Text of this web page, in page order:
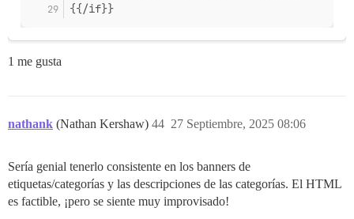
{{/if}}
1 me gusta
nathank (Nathan Kershaw) 27 Septiembre, 2025 08:06
44
Sería genial tenerlo consistente en los banners de
etiquetas/categorías y las descripciones de las categorías. El HTML
es factible, ¡pero se siente muy improvisado!